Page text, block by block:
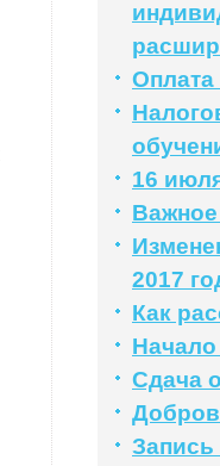
16
2017
Как
Сдача
Запись